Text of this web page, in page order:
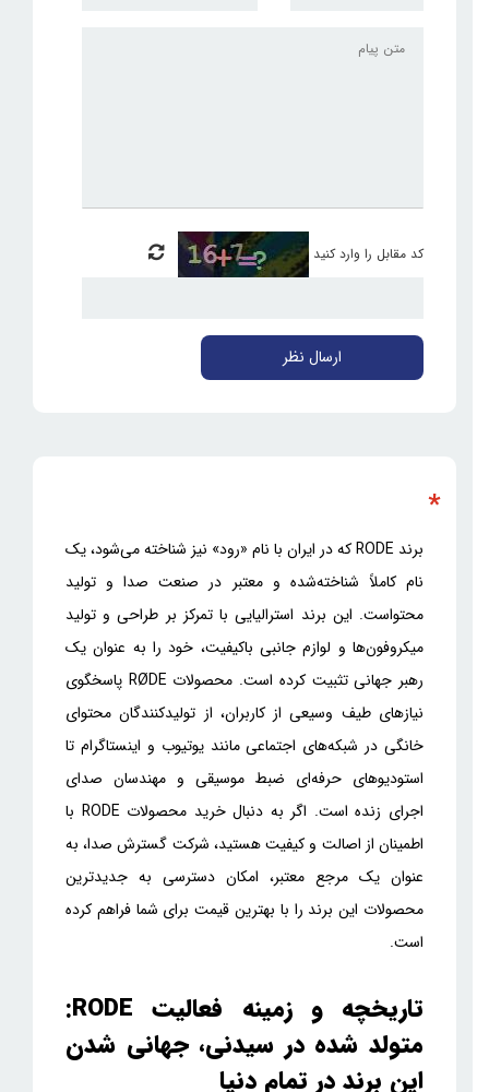
کد مقابل را وارد کنید
ارسال نظر
*
برند RODE که در ایران با نام «رود» نیز شناخته می‌شود، یک
نام کاملاً شناخته‌شده و معتبر در صنعت صدا و تولید
محتواست. این برند استرالیایی با تمرکز بر طراحی و تولید
میکروفون‌ها و لوازم جانبی باکیفیت، خود را به عنوان یک
رهبر جهانی تثبیت کرده است. محصولات RØDE پاسخگوی
نیازهای طیف وسیعی از کاربران، از تولیدکنندگان محتوای
خانگی در شبکه‌های اجتماعی مانند یوتیوب و اینستاگرام تا
استودیوهای حرفه‌ای ضبط موسیقی و مهندسان صدای
اجرای زنده است. اگر به دنبال خرید محصولات RODE با
اطمینان از اصالت و کیفیت هستید، شرکت گسترش صدا، به
عنوان یک مرجع معتبر، امکان دسترسی به جدیدترین
محصولات این برند را با بهترین قیمت برای شما فراهم کرده
است.
تاریخچه و زمینه فعالیت RODE:
متولد شده در سیدنی، جهانی شدن
این برند در تمام دنیا